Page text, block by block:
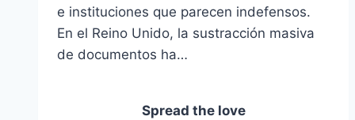
e instituciones que parecen indefensos.
En el Reino Unido, la sustracción masiva
de documentos ha…
Spread the love